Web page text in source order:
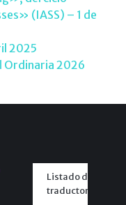
(IASS) – 1 de
2025
Ordinaria 2026
Listado de
traductores